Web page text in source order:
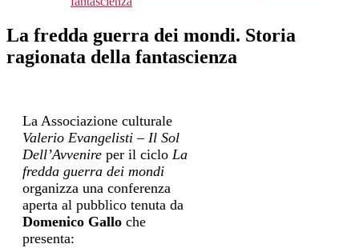
La fredda guerra dei mondi. Storia
ragionata della fantascienza
La Associazione culturale
Valerio Evangelisti – Il Sol
Dell’Avvenire per il ciclo La
fredda guerra dei mondi
organizza una conferenza
aperta al pubblico tenuta da
Domenico Gallo che
presenta: